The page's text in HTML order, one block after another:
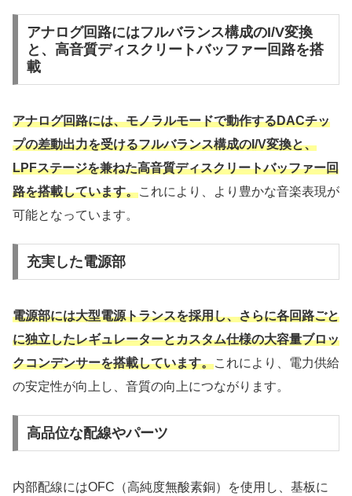
アナログ回路にはフルバランス構成のI/V変換
と、高音質ディスクリートバッファー回路を搭
載
アナログ回路には、モノラルモードで動作するDACチッ
プの差動出力を受けるフルバランス構成のI/V変換と、
LPFステージを兼ねた高音質ディスクリートバッファー回
路を搭載しています。これにより、より豊かな音楽表現が
可能となっています。
充実した電源部
電源部には大型電源トランスを採用し、さらに各回路ごと
に独立したレギュレーターとカスタム仕様の大容量ブロッ
クコンデンサーを搭載しています。これにより、電力供給
の安定性が向上し、音質の向上につながります。
高品位な配線やパーツ
内部配線にはOFC（高純度無酸素銅）を使用し、基板に